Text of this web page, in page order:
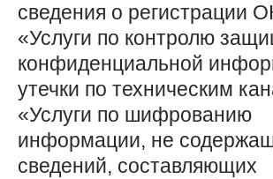
сведения о регистрации
«Услуги по контролю
конфиденциальной
утечки по техническим
«Услуги по шифрованию
информации, не
сведений, составляющих